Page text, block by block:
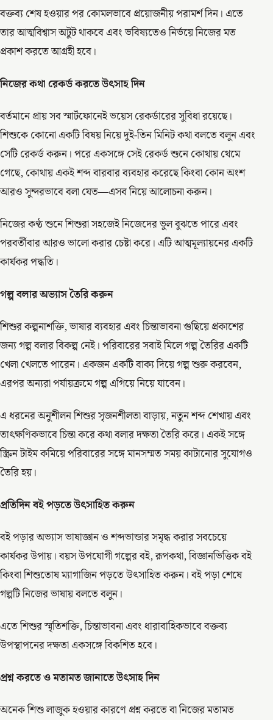
বক্তব্য শেষ হওয়ার পর কোমলভাবে প্রয়োজনীয় পরামর্শ দিন। এতে
তার আত্মবিশ্বাস অটুট থাকবে এবং ভবিষ্যতেও নির্ভয়ে নিজের মত
প্রকাশ করতে আগ্রহী হবে।
নিজেরকথারেকর্ডকরতেউৎসাহদিন
বর্তমানে প্রায় সব স্মার্টফোনেই ভয়েস রেকর্ডারের সুবিধা রয়েছে।
শিশুকে কোনো একটি বিষয় নিয়ে দুই-তিন মিনিট কথা বলতে বলুন এবং
সেটি রেকর্ড করুন। পরে একসঙ্গে সেই রেকর্ড শুনে কোথায় থেমে
গেছে, কোথায় একই শব্দ বারবার ব্যবহার করেছে কিংবা কোন অংশ
আরও সুন্দরভাবে বলা যেত—এসব নিয়ে আলোচনা করুন।
নিজের কণ্ঠ শুনে শিশুরা সহজেই নিজেদের ভুল বুঝতে পারে এবং
পরবর্তীবার আরও ভালো করার চেষ্টা করে। এটি আত্মমূল্যায়নের একটি
কার্যকর পদ্ধতি।
গল্পবলারঅভ্যাসতৈরিকরুন
শিশুর কল্পনাশক্তি, ভাষার ব্যবহার এবং চিন্তাভাবনা গুছিয়ে প্রকাশের
জন্য গল্প বলার বিকল্প নেই। পরিবারের সবাই মিলে গল্প তৈরির একটি
খেলা খেলতে পারেন। একজন একটি বাক্য দিয়ে গল্প শুরু করবেন,
এরপর অন্যরা পর্যায়ক্রমে গল্প এগিয়ে নিয়ে যাবেন।
এ ধরনের অনুশীলন শিশুর সৃজনশীলতা বাড়ায়, নতুন শব্দ শেখায় এবং
তাৎক্ষণিকভাবে চিন্তা করে কথা বলার দক্ষতা তৈরি করে। একই সঙ্গে
স্ক্রিন টাইম কমিয়ে পরিবারের সঙ্গে মানসম্মত সময় কাটানোর সুযোগও
তৈরি হয়।
প্রতিদিনবইপড়তেউৎসাহিতকরুন
বই পড়ার অভ্যাস ভাষাজ্ঞান ও শব্দভান্ডার সমৃদ্ধ করার সবচেয়ে
কার্যকর উপায়। বয়স উপযোগী গল্পের বই, রূপকথা, বিজ্ঞানভিত্তিক বই
কিংবা শিশুতোষ ম্যাগাজিন পড়তে উৎসাহিত করুন। বই পড়া শেষে
গল্পটি নিজের ভাষায় বলতে বলুন।
এতে শিশুর স্মৃতিশক্তি, চিন্তাভাবনা এবং ধারাবাহিকভাবে বক্তব্য
উপস্থাপনের দক্ষতা একসঙ্গে বিকশিত হবে।
প্রশ্নকরতেওমতামতজানাতেউৎসাহদিন
অনেক শিশু লাজুক হওয়ার কারণে প্রশ্ন করতে বা নিজের মতামত